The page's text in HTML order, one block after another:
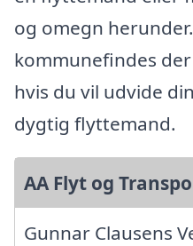
og omegn
kommunefindes
hvis du vil udvide
dygtig flyttemand.
AA Flyt og
Gunnar Clausens